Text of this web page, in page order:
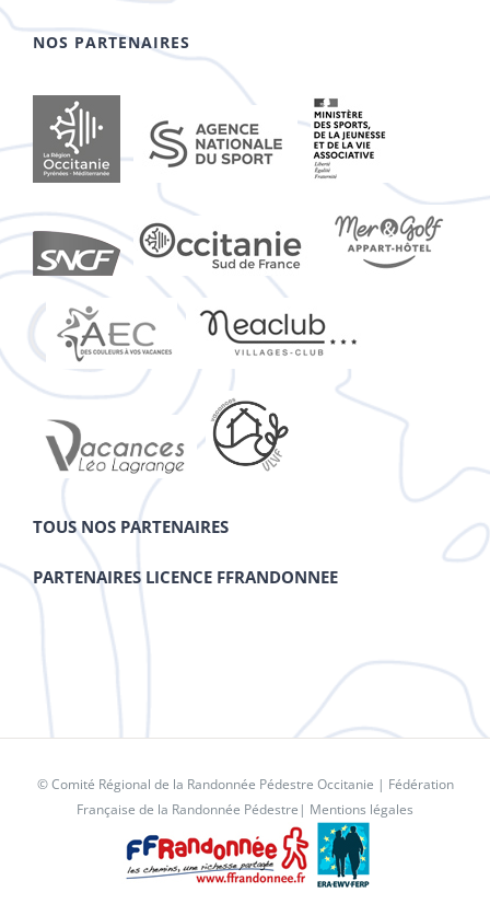
NOS PARTENAIRES
TOUS NOS PARTENAIRES
PARTENAIRES LICENCE FFRANDONNEE
© Comité Régional de la Randonnée Pédestre Occitanie | Fédération
Française de la Randonnée Pédestre | Mentions légales